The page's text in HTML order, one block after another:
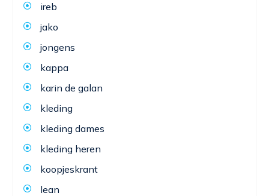
ireb
jako
jongens
kappa
karin de galan
kleding
kleding dames
kleding heren
koopjeskrant
lean